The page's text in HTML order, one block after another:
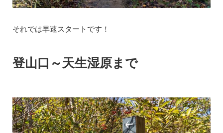
それでは早速スタートです！
登山口～天生湿原まで